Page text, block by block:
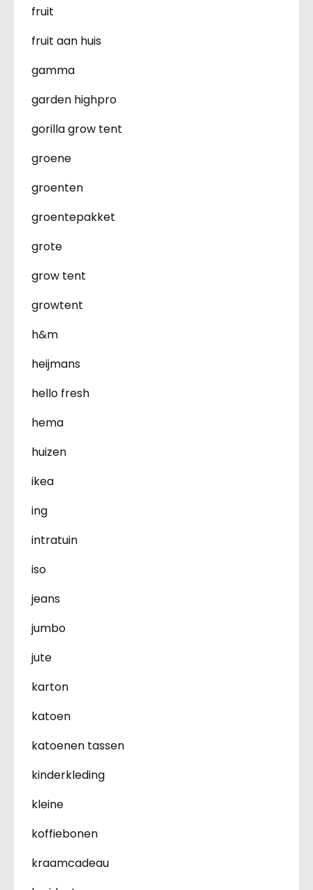
fruit
fruit aan huis
gamma
garden highpro
gorilla grow tent
groene
groenten
groentepakket
grote
grow tent
growtent
h&m
heijmans
hello fresh
hema
huizen
ikea
ing
intratuin
iso
jeans
jumbo
jute
karton
katoen
katoenen tassen
kinderkleding
kleine
koffiebonen
kraamcadeau